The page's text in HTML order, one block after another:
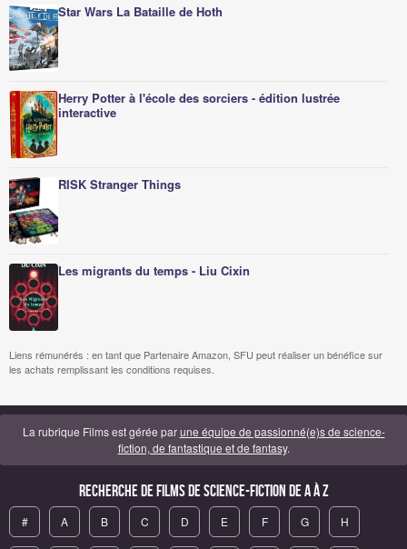
Star Wars La Bataille de Hoth
Herry Potter à l'école des sorciers - édition lustrée
interactive
RISK Stranger Things
Les migrants du temps - Liu Cixin
Liens rémunérés : en tant que Partenaire Amazon, SFU peut réaliser un bénéfice sur
les achats remplissant les conditions requises.
La rubrique Films est gérée parune équipe de passionné(e)s de science-
fiction, de fantastique et de fantasy.
Recherche de Films de science-fiction de A à Z
# A B C D E F G H